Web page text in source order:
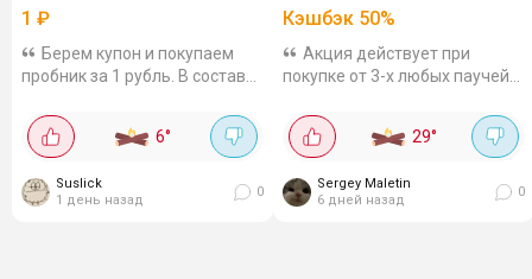
50 гр
1 ₽
Берем купон и покупаем
пробник за 1 рубль. В составе
животного происхождения,
хондроитин и глюкозамин для
6°
Suslick
1 день назад
0
Кэшбэк 50%
Акция действует при
покупке от 3-х любых паучей
онлайн магазинах, кроме
Wildberries. Максимум вернут
29°
Sergey Maletin
6 дней назад
0